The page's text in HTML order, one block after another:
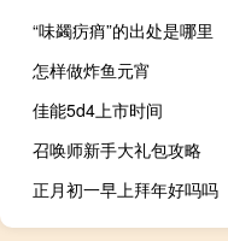
“味蠲疠痟”的出处是哪里
怎样做炸鱼元宵
佳能5d4上市时间
召唤师新手大礼包攻略
正月初一早上拜年好吗吗